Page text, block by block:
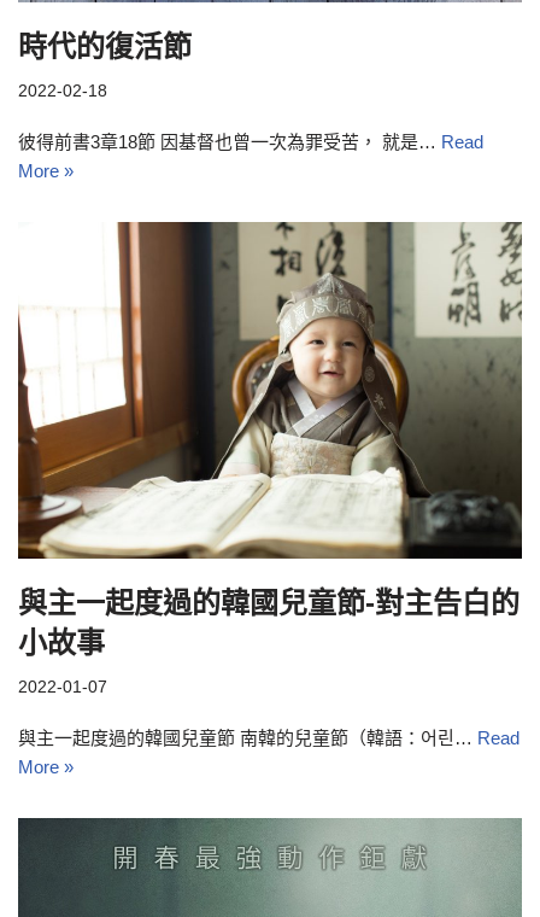
時代的復活節
2022-02-18
彼得前書3章18節 因基督也曾一次為罪受苦， 就是… Read
More »
與主一起度過的韓國兒童節-對主告白的
小故事
2022-01-07
與主一起度過的韓國兒童節 南韓的兒童節（韓語：어린… Read
More »